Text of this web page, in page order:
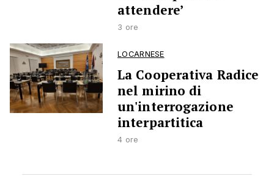
attendere’
3 ore
LOCARNESE
La Cooperativa Radice
nel mirino di
un'interrogazione
interpartitica
4 ore